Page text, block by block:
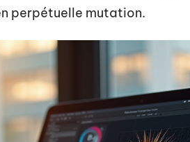
perpétuelle mutation.